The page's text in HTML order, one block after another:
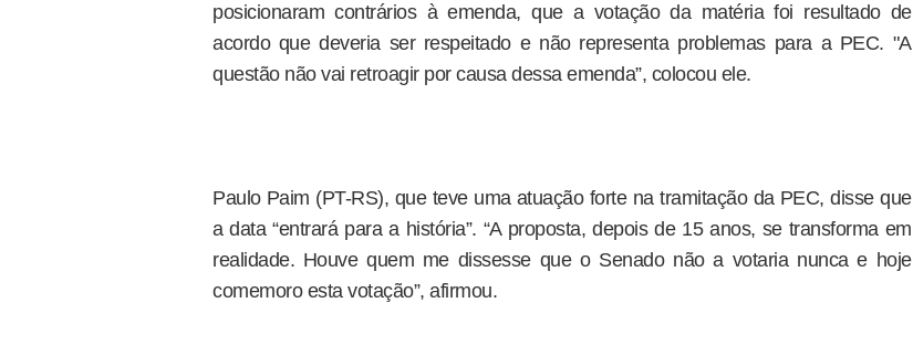
posicionaram contrários à emenda, que a votação da matéria foi resultado de
acordo que deveria ser respeitado e não representa problemas para a PEC. "A
questão não vai retroagir por causa dessa emenda”, colocou ele.
Paulo Paim (PT-RS), que teve uma atuação forte na tramitação da PEC, disse que
a data “entrará para a história”. “A proposta, depois de 15 anos, se transforma em
realidade. Houve quem me dissesse que o Senado não a votaria nunca e hoje
comemoro esta votação”, afirmou.